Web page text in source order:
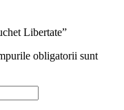
Libertate”
obligatorii sunt